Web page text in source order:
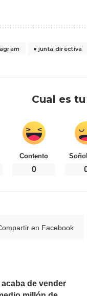
junta directiva
Cual es
Contento
0
en Facebook
de vender